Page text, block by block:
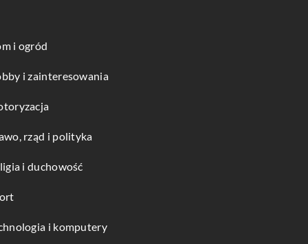
i ogród
i zainteresowania
rząd i polityka
i duchowość
i komputery